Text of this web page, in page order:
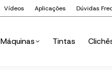
Vídeos Aplicações Dúvidas
Máquinas Tintas